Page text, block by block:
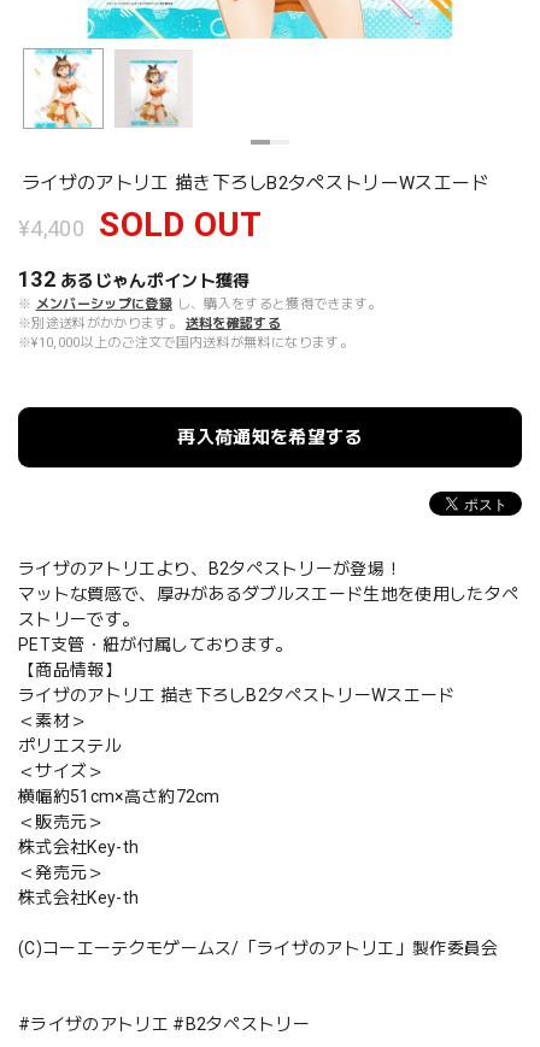
ライザのアトリエ 描き下ろしB2タペストリーWスエード
¥4,400 SOLD OUT
132 あるじゃんポイント獲得
※ メンバーシップに登録 し、購入をすると獲得できます。
※別途送料がかかります。
送料を確認する
※¥10,000以上のご注文で国内送料が無料になります。
再入荷通知を希望する
ライザのアトリエより、B2タペストリーが登場！
マットな質感で、厚みがあるダブルスエード生地を使用したタペ
ストリーです。
PET支管・紐が付属しております。
【商品情報】
ライザのアトリエ 描き下ろしB2タペストリーWスエード
＜素材＞
ポリエステル
＜サイズ＞
横幅約51cm×高さ約72cm
＜販売元＞
株式会社Key-th
＜発売元＞
株式会社Key-th
(C)コーエーテクモゲームス/「ライザのアトリエ」製作委員会
#ライザのアトリエ #B2タペストリー